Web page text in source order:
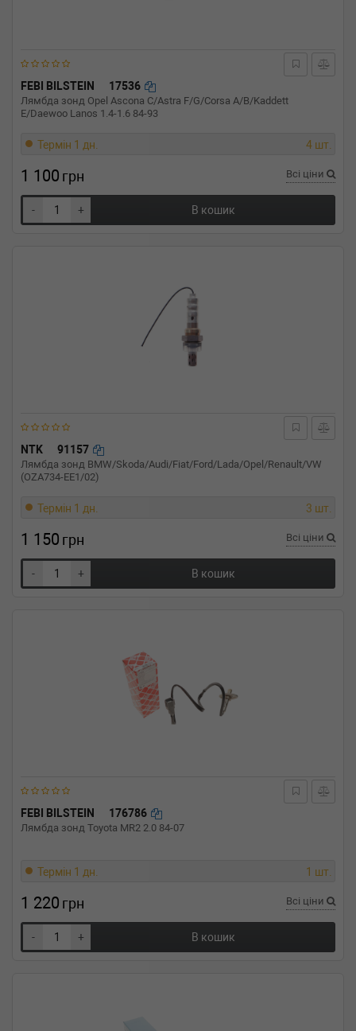
FEBI BILSTEIN 17536
Лямбда зонд Opel Ascona C/Astra F/G/Corsa A/B/Kaddett
E/Daewoo Lanos 1.4-1.6 84-93
Термін 1 дн. 4 шт.
1 100 грн Всі ціни
- + В кошик
NTK 91157
Лямбда зонд BMW/Skoda/Audi/Fiat/Ford/Lada/Opel/Renault/VW
(OZA734-EE1/02)
Термін 1 дн. 3 шт.
1 150 грн Всі ціни
- + В кошик
FEBI BILSTEIN 176786
Лямбда зонд Toyota MR2 2.0 84-07
Термін 1 дн. 1 шт.
1 220 грн Всі ціни
- + В кошик